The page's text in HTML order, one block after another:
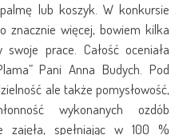
lub koszyk. W konkursie
znacznie więcej, bowiem kilka
prace. Całość oceniała
Pani Anna Budych. Pod
ale także pomysłowość,
wykonanych ozdób
zajęła, spełniając w 100 %